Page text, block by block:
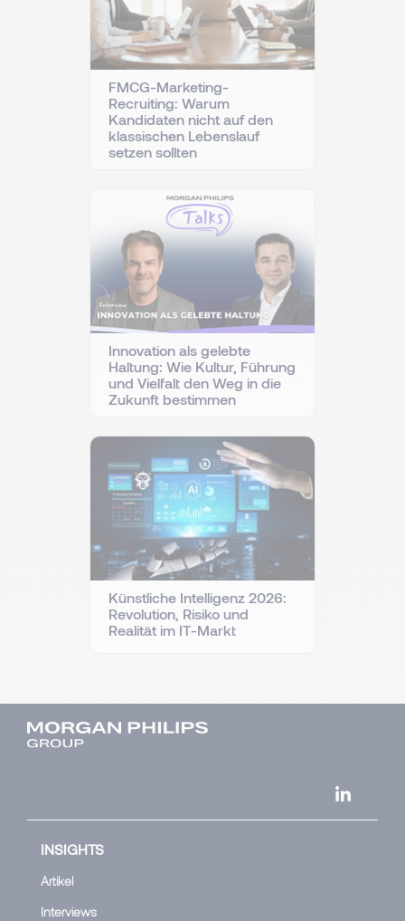
FMCG-Marketing-
Recruiting: Warum
Kandidaten nicht auf den
klassischen Lebenslauf
setzen sollten
Innovation als gelebte
Haltung: Wie Kultur, Führung
und Vielfalt den Weg in die
Zukunft bestimmen
Künstliche Intelligenz 2026:
Revolution, Risiko und
Realität im IT-Markt
INSIGHTS
Artikel
Interviews